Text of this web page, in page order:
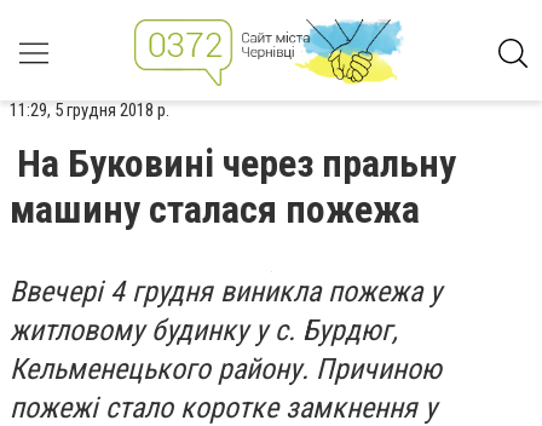
11:29, 5 грудня 2018 р.
На Буковині через пральну
машину сталася пожежа
Ввечері 4 грудня виникла пожежа у
житловому будинку у с. Бурдюг,
Кельменецького району. Причиною
пожежі стало коротке замкнення у